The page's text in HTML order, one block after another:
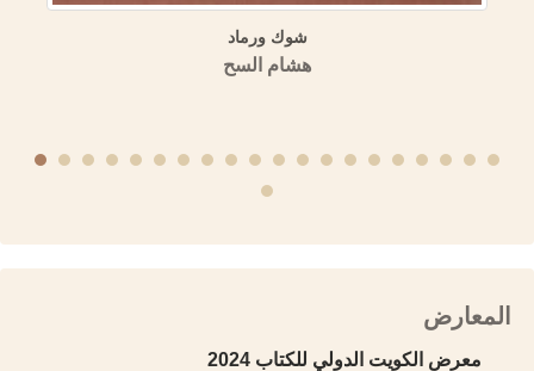
الموسوعة العمرية (مسالك الأبصار في ممالك الأمصار) المنهج
والمصادر (دراسة تحليلية وصفية نقدية مقارنة)
منشورات الجمعية التاريخية السورية
المعارض
معرض الكويت الدولي للكتاب 2024